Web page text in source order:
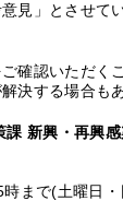
見」とさせて
ご確認いただく
決する場合も
課 新興・再興
まで(土曜日・